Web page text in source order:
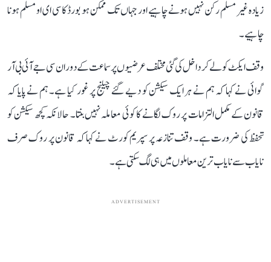
زیادہ غیر مسلم رکن نہیں ہونے چاہیے اور جہاں تک ممکن ہو بورڈ کا سی ای او مسلم ہونا
چاہیے۔
وقف ایکٹ کو لے کر داخل کی گئی مختلف عرضیوں پر سماعت کے دوران سی جے آئی بی آر
گوائی نے کہا کہ ہم نے ہر ایک سیکشن کو دیے گئے چیلنج پر غور کیا ہے۔ ہم نے پایا کہ
قانون کے مکمل التزامات پر روک لگانے کا کوئی معاملہ نہیں بنتا۔ حالانکہ کچھ سیکشن کو
تحفظ کی ضرورت ہے۔ وقف تنازعہ پر سپریم کورٹ نے کہا کہ قانون پر روک صرف
نایاب سے نایاب ترین معاملوں میں ہی لگ سکتی ہے۔
ADVERTISEMENT